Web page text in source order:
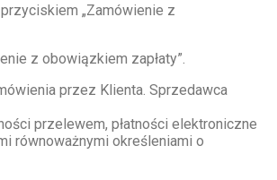
„Zamówienie z
z obowiązkiem zapłaty”.
przez Klienta. Sprzedawca
przelewem, płatności elektroniczne
równoważnymi określeniami o